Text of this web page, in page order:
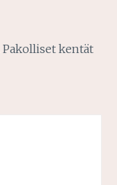
Pakolliset kentät